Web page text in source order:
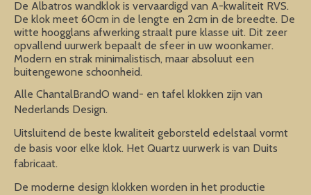
De Albatros wandklok is vervaardigd van A-kwaliteit RVS.
De klok meet 60cm in de lengte en 2cm in de breedte. De
witte hoogglans afwerking straalt pure klasse uit. Dit zeer
opvallend uurwerk bepaalt de sfeer in uw woonkamer.
Modern en strak minimalistisch, maar absoluut een
buitengewone schoonheid.
Alle ChantalBrandO wand- en tafel klokken zijn van
Nederlands Design.
Uitsluitend de beste kwaliteit geborsteld edelstaal vormt
de basis voor elke klok. Het Quartz uurwerk is van Duits
fabricaat.
De moderne design klokken worden in het productie